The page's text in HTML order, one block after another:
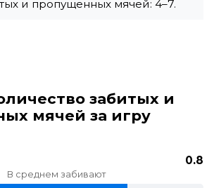
и пропущенных мячей: 4–7.
забитых и
мячей за игру
0.8
В среднем забивают